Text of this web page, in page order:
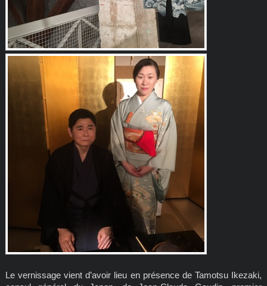
Le vernissage vient d’avoir lieu en présence de Tamotsu Ikezaki,